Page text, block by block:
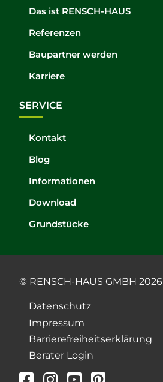
Das ist RENSCH-HAUS
Referenzen
Baupartner werden
Karriere
SERVICE
Kontakt
Blog
Informationen
Download
Grundstücke
© RENSCH-HAUS GMBH 2026
Datenschutz
Impressum
Barrierefreiheitserklärung
Berater Login